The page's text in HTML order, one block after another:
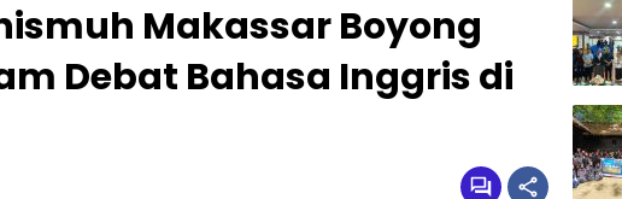
Makassar Boyong
Debat Bahasa Inggris di